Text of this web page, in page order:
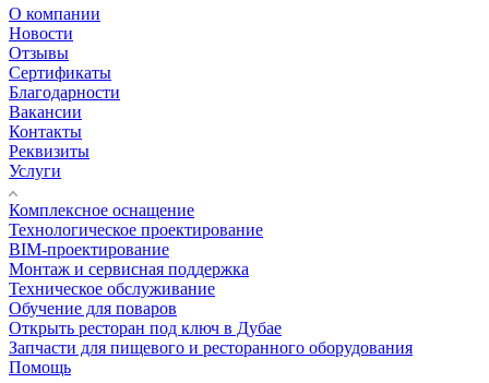
О компании
Новости
Отзывы
Сертификаты
Благодарности
Вакансии
Контакты
Реквизиты
Услуги
Комплексное оснащение
Технологическое проектирование
BIM-проектирование
Монтаж и сервисная поддержка
Техническое обслуживание
Обучение для поваров
Открыть ресторан под ключ в Дубае
Запчасти для пищевого и ресторанного оборудования
Помощь